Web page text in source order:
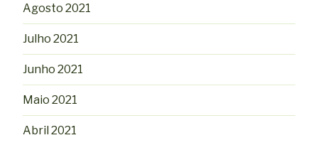
Agosto 2021
Julho 2021
Junho 2021
Maio 2021
Abril 2021